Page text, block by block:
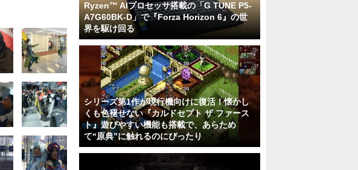
Ryzen™ AIプロセッサ搭載の「G TUNE P5-
A7G60BK-D」で『Forza Horizon 6』の世
界を駆け回る
シリーズ第1作が現行機向けに復活！懐かし
くも色褪せない『カルドセプト ザ ファース
ト』遊びやすい機能も搭載で、あらため
て“原典”に触れるのにぴったり